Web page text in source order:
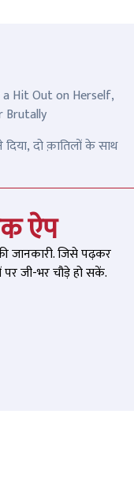
Hit Out on Herself,
Brutally
दो क़ातिलों के साथ
ऐप
जानकारी. जिसे पढ़कर
जी-भर चौड़े हो सकें.